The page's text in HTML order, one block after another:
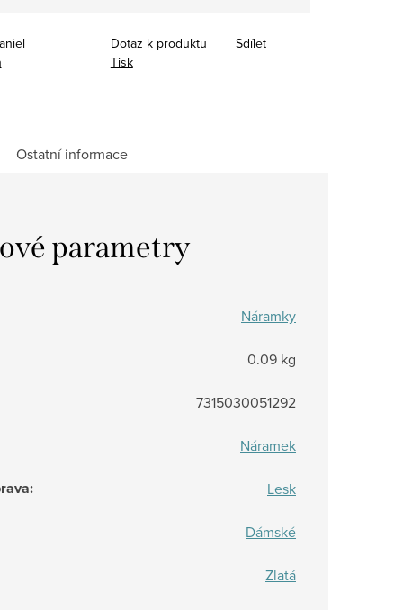
Tisk
Dotaz k produktu Sdílet
Ostatní informace
parametry
Náramky
0.09 kg
7315030051292
Náramek
: Lesk
Dámské
Zlatá